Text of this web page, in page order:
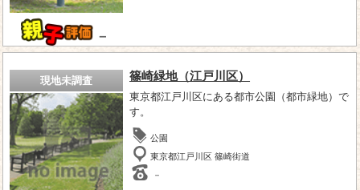
－
現地未調査 篠崎緑地（江戸川区）
東京都江戸川区にある都市公園（都市緑地）で
す。
公園
東京都江戸川区 篠崎街道
－